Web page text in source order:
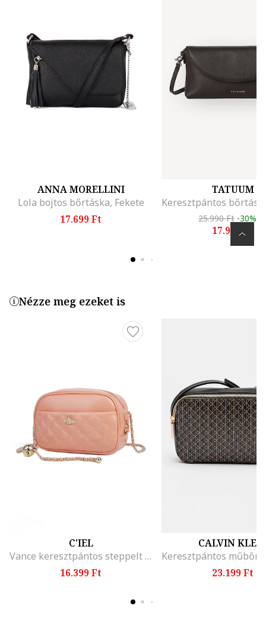
ANNA MORELLINI
Lola bojtos bőrtáska, Fekete
17.699 Ft
TATUUM
25.990 Ft -30%
17.990 Ft
Nézze meg ezeket is
C'IEL
Vance keresztpántos steppelt bőrtáska
16.399 Ft
CALVIN
23.199 Ft